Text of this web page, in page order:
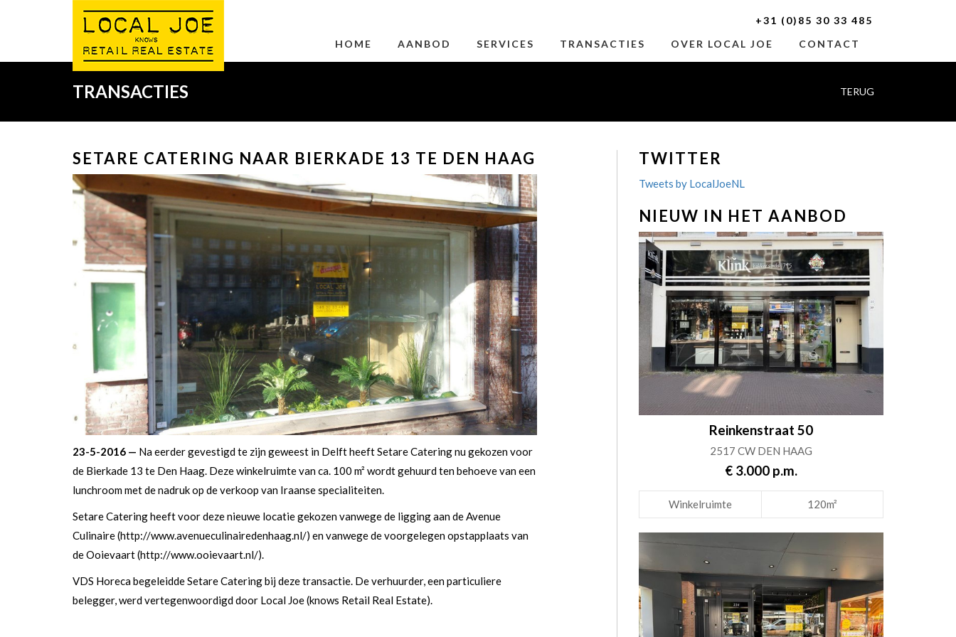
+31 (0)85 30 33 485
HOME
AANBOD SERVICES TRANSACTIES OVER LOCAL JOE CONTACT
TRANSACTIES TERUG
SETARE CATERING NAAR BIERKADE 13 TE DEN HAAG
23-5-2016 — Na eerder gevestigd te zijn geweest in Delft heeft Setare Catering nu gekozen voor
de Bierkade 13 te Den Haag. Deze winkelruimte van ca. 100 m² wordt gehuurd ten behoeve van een
lunchroom met de nadruk op de verkoop van Iraanse specialiteiten.
Setare Catering heeft voor deze nieuwe locatie gekozen vanwege de ligging aan de Avenue
Culinaire (http://www.avenueculinairedenhaag.nl/) en vanwege de voorgelegen opstapplaats van
de Ooievaart (http://www.ooievaart.nl/).
VDS Horeca begeleidde Setare Catering bij deze transactie. De verhuurder, een particuliere
belegger, werd vertegenwoordigd door Local Joe (knows Retail Real Estate).
TWITTER
Tweets by LocalJoeNL
NIEUW IN HET AANBOD
Reinkenstraat 50
2517 CW DEN HAAG
€ 3.000 p.m.
Winkelruimte 120m²